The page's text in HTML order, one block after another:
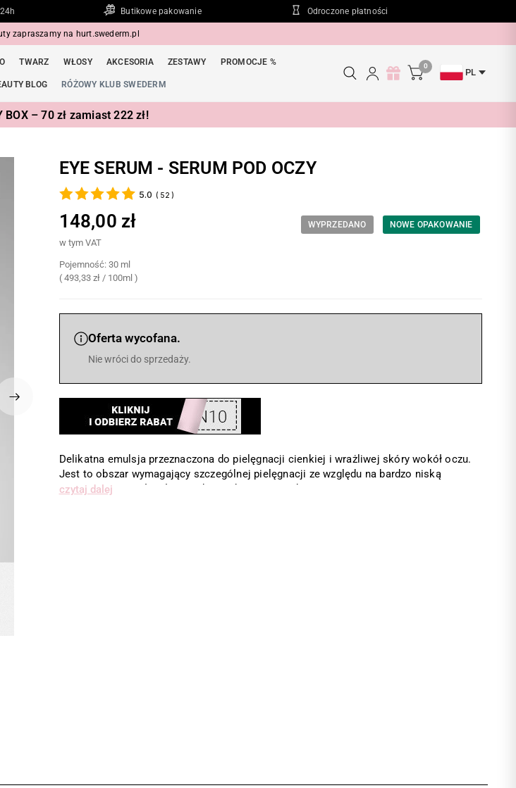
Butikowe pakowanie Odroczone płatności
zapraszamy na hurt.swederm.pl
TWARZ WŁOSY AKCESORIA ZESTAWY PROMOCJE %
BLOG RÓŻOWY KLUB SWEDERM
0
PL
BOX – 70 zł zamiast 222 zł!
EYE SERUM - SERUM POD OCZY
5.0 ( 52 )
148,00 zł WYPRZEDANO NOWE OPAKOWANIE
w tym VAT
Pojemność: 30 ml
( 493,33 zł / 100ml )
Oferta wycofana.
Nie wróci do sprzedaży.
Delikatna emulsja przeznaczona do pielęgnacji cienkiej i wrażliwej skóry wokół oczu.
Jest to obszar wymagający szczególnej pielęgnacji ze względu na bardzo niską
zawartość gruczołów łojowych oraz bogatą mimikę twarzy.
czytaj dalej